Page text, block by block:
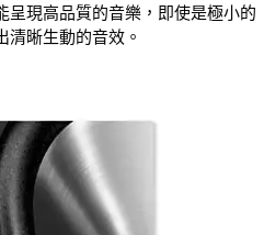
呈現高品質的音樂，即使是極小的
清晰生動的音效。